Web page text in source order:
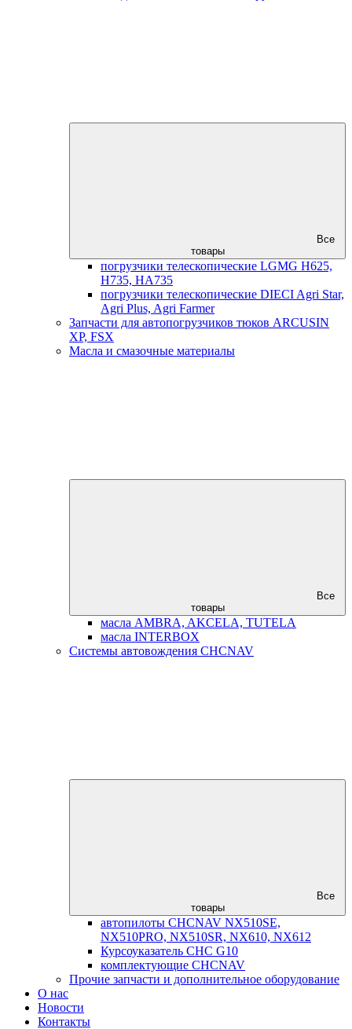
Все
товары
погрузчики телескопические LGMG H625,
H735, HA735
погрузчики телескопические DIECI Agri Star,
Agri Plus, Agri Farmer
Запчасти для автопогрузчиков тюков ARCUSIN
XP, FSX
Масла и смазочные материалы
Все
товары
масла AMBRA, AKCELA, TUTELA
масла INTERBOX
Системы автовождения CHCNAV
Все
товары
автопилоты CHCNAV NX510SE,
NX510PRO, NX510SR, NX610, NX612
Курсоуказатель CHC G10
комплектующие CHCNAV
Прочие запчасти и дополнительное оборудование
О нас
Новости
Контакты